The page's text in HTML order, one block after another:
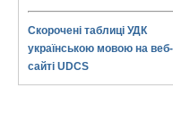
Скорочені таблиці УДК
українською мовою на веб-
сайті UDCS